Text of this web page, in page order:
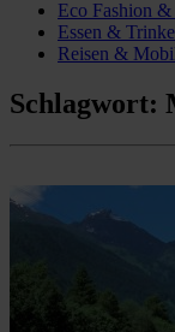
Eco Fashion &
Essen &
Reisen &
Schlagwort: